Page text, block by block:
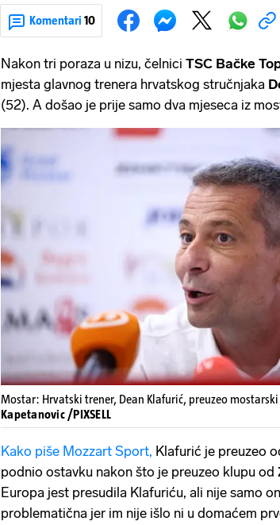
Komentari 10
Nakon tri poraza u nizu, čelnici TSC Bačke
mjesta glavnog trenera hrvatskog stručnjaka
(52). A došao je prije samo dva mjeseca iz
Mostar: Hrvatski trener, Dean Klafurić, preuzeo mostarski
Kapetanovic /PIXSELL
Kako piše Mozzart Sport, Klafurić je preuzeo
podnio ostavku nakon što je preuzeo klupu od
Europa jest presudila Klafuriću, ali nije samo
problematična jer im nije išlo ni u domaćem